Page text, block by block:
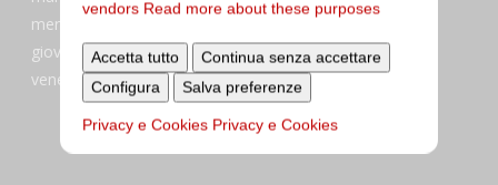
vendors Read more about these purposes
Accetta tutto
Continua senza accettare
Configura
Salva preferenze
Privacy e Cookies Privacy e Cookies
mercoledi:
7:45–13:15 e 14:00-17:30
giovedi:
7:45–13:45
venerdi:
7:45–13:45